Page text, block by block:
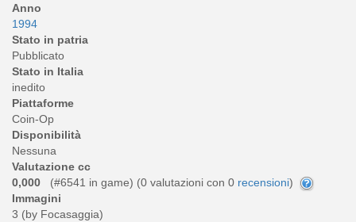
Anno
1994
Stato in patria
Pubblicato
Stato in Italia
inedito
Piattaforme
Coin-Op
Disponibilità
Nessuna
Valutazione cc
0,000
(#6541 in game) (0 valutazioni con 0 recensioni)
Immagini
3 (by Focasaggia)